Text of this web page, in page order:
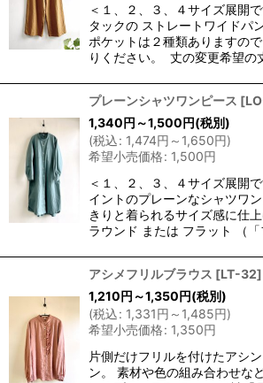
＜１、２、３、４サイズ展開
タックの ストレートワイドパ
ポケットは２種類ありますの
りください。 丈の変更希望の
プレーンシャツワンピース [
1,340円 ～1,500円(税別)
(税込: 1,474円 ～1,650円)
希望小売価格: 1,500円
＜１、２、３、４サイズ展開
イントのプレーンなシャツワ
きりと着られるサイズ感に仕
ラウンド または フラット （
アシメフリルブラウス [LT-32]
1,210円 ～1,350円(税別)
(税込: 1,331円 ～1,485円)
希望小売価格: 1,350円
片側だけフリルを付けたアシ
ン。 素材や色の組み合わせな